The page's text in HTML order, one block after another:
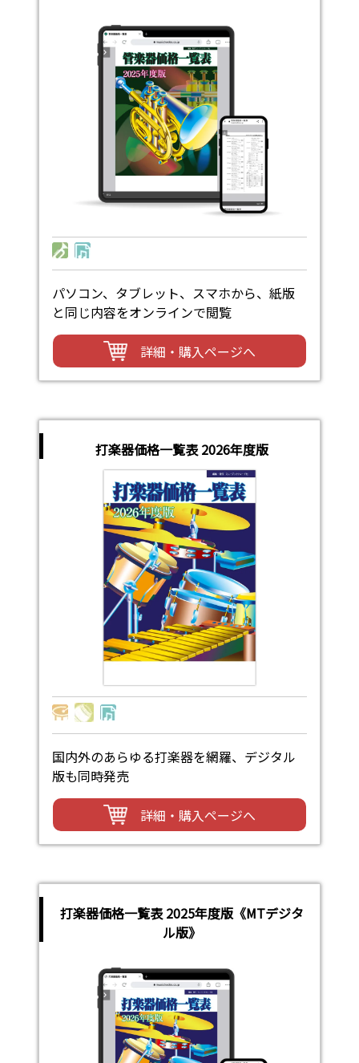
パソコン、タブレット、スマホから、紙版
と同じ内容をオンラインで閲覧
詳細・購入ページへ
打楽器価格一覧表 2026年度版
国内外のあらゆる打楽器を網羅、デジタル
版も同時発売
詳細・購入ページへ
打楽器価格一覧表 2025年度版《MTデジタ
ル版》